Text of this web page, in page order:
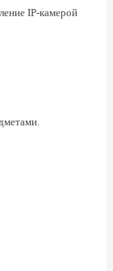
IP-камерой